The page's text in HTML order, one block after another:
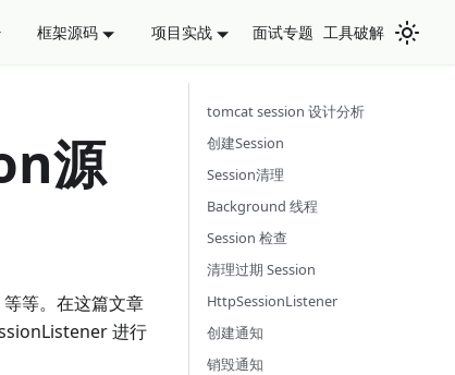
框架源码 项目实战 面试专题 工具破解
源
等。在这篇文章
进行
tomcat session 设计分析
创建Session
Session清理
Background 线程
Session 检查
清理过期 Session
HttpSessionListener
创建通知
销毁通知